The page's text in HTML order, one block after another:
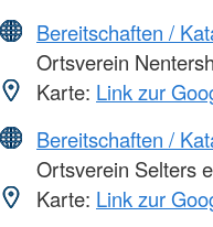
Bereitschaften /
Ortsverein
Karte: Link zur
Bereitschaften /
Ortsverein Selters
Karte: Link zur